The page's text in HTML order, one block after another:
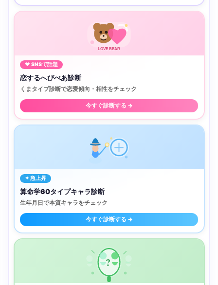
LOVE BEAR
♥ SNSで話題
恋するへびべあ診断
くまタイプ診断で恋愛傾向・相性をチェック
今すぐ診断する →
✦ 急上昇
算命学60タイプキャラ診断
生年月日で本質キャラをチェック
今すぐ診断する →
?